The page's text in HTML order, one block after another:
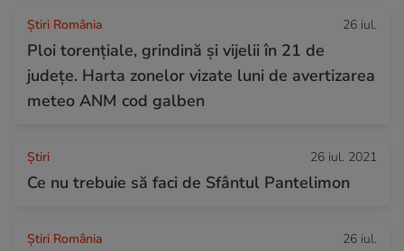
Știri România 26 iul.
Ploi torențiale, grindină și vijelii în 21 de
județe. Harta zonelor vizate luni de avertizarea
meteo ANM cod galben
Ştiri 26 iul. 2021
Ce nu trebuie să faci de Sfântul Pantelimon
Știri România 26 iul.